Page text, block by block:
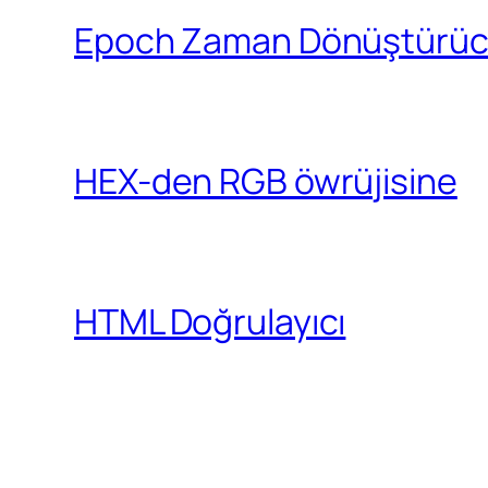
Epoch Zaman
HEX-den RGB öwrüjisine
HTML Doğrulayıcı